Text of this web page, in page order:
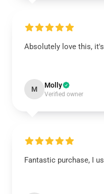
Absolutely love this,
M Molly
Verified owner
Fantastic purchase, I